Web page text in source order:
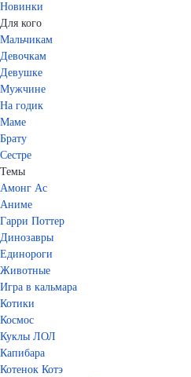
Новинки
Для кого
Мальчикам
Девочкам
Девушке
Мужчине
На годик
Маме
Брату
Сестре
Темы
Амонг Ас
Аниме
Гарри Поттер
Динозавры
Единороги
Животные
Игра в кальмара
Котики
Космос
Куклы ЛОЛ
Капибара
Котенок Котэ